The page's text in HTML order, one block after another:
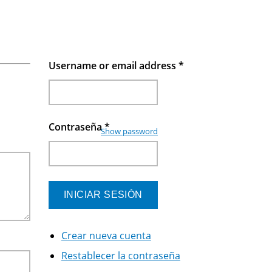
Username or email address *
Contraseña*
Show password
Crear nueva cuenta
Restablecer la contraseña